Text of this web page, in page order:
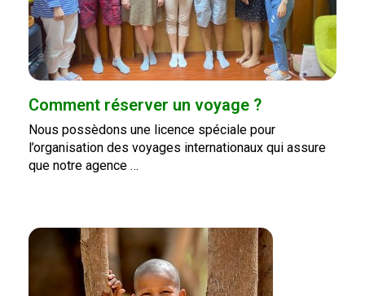
Comment réserver un voyage ?
Nous possèdons une licence spéciale pour
l’organisation des voyages internationaux qui assure
que notre agence …